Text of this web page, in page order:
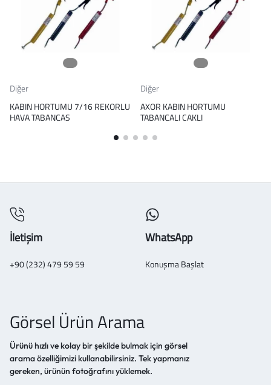
Diğer
KABIN HORTUMU 7/16 REKORLU
HAVA TABANCAS
Diğer
AXOR KABIN HORTUMU
TABANCALI CAKLI
İletişim
+90 (232) 479 59 59
WhatsApp
Konuşma Başlat
Görsel Ürün Arama
Ürünü hızlı ve kolay bir şekilde bulmak için görsel
arama özelliğimizi kullanabilirsiniz. Tek yapmanız
gereken, ürünün fotoğrafını yüklemek.